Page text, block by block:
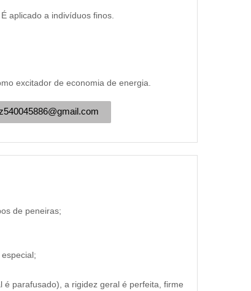
aplicado a indivíduos finos.
excitador de economia de energia.
de peneiras;
parafusado), a rigidez geral é perfeita, firme